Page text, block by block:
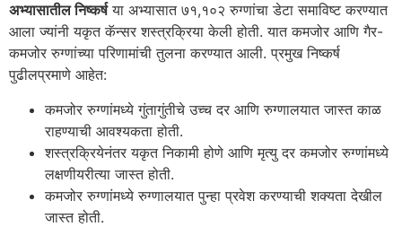
अभ्यासातील निष्कर्षया अभ्यासात ७१,१०२ रुग्णांचा डेटा समाविष्ट करण्यात
आला ज्यांनी यकृत कॅन्सर शस्त्रक्रिया केली होती. यात कमजोर आणि गैर-
कमजोर रुग्णांच्या परिणामांची तुलना करण्यात आली. प्रमुख निष्कर्ष
पुढीलप्रमाणे आहेत:
कमजोर रुग्णांमध्ये गुंतागुंतीचे उच्च दर आणि रुग्णालयात जास्त काळ
राहण्याची आवश्यकता होती.
शस्त्रक्रियेनंतर यकृत निकामी होणे आणि मृत्यु दर कमजोर रुग्णांमध्ये
लक्षणीयरीत्या जास्त होती.
कमजोर रुग्णांमध्ये रुग्णालयात पुन्हा प्रवेश करण्याची शक्यता देखील
जास्त होती.